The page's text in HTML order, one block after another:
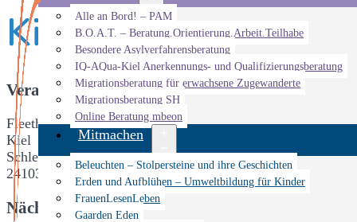
Menü
Alle an Bord! – PAM
B.O.A.T. – Beratung.Orientierung.Arbeit.Teilhabe
Besondere Asylverfahrensberatung
IQ-AQua-Kiel Anerkennungs- und Qualifizierungsberatung
Migrationsberatung für erwachsene Zugewanderte
Migrationsberatung SH
Online Beratung mbeon
Mitmachen
Menü
Beleuchten – Stolpersteine und ihre Geschichten
Erden und Aufblühen – Umweltbildung für Kinder
FrauenLesenLeben
Gaarden Eden
Kieler Rathaus
Veranstaltungsort
Fleethörn 9
Kiel
Schleswig-Holstein
24103
Nächste Veranstaltung